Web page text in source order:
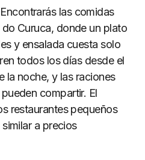
Encontrarás las comidas
Curuca, donde un plato
y ensalada cuesta solo
todos los días desde el
la noche, y las raciones
compartir. El
restaurantes pequeños
a precios